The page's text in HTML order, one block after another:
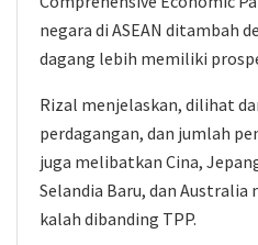
negara di ASEAN ditambah
dagang lebih memiliki
Rizal menjelaskan, dilihat
perdagangan, dan jumlah
juga melibatkan Cina,
Selandia Baru, dan
kalah dibanding TPP.